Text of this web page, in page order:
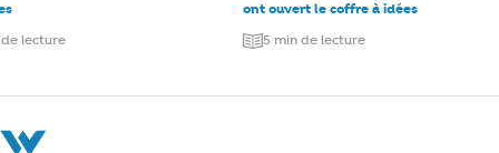
de lecture
ont ouvert le coffre à idées
5 min de lecture
La Société Wallonne des Eaux